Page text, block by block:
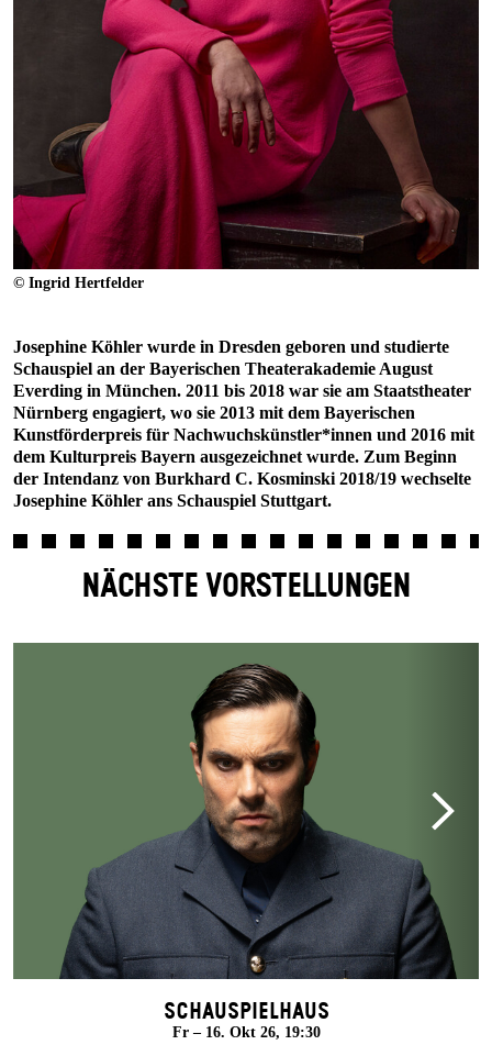
© Ingrid Hertfelder
Josephine Köhler wurde in Dresden geboren und studierte
Schauspiel an der Bayerischen Theaterakademie August
Everding in München. 2011 bis 2018 war sie am Staatstheater
Nürnberg engagiert, wo sie 2013 mit dem Bayerischen
Kunstförderpreis für Nachwuchskünstler*innen und 2016 mit
dem Kulturpreis Bayern ausgezeichnet wurde. Zum Beginn
der Intendanz von Burkhard C. Kosminski 2018/19 wechselte
Josephine Köhler ans Schauspiel Stuttgart.
NÄCHSTE VORSTELLUNGEN
Schauspielhaus
Fr – 16. Okt 26, 19:30